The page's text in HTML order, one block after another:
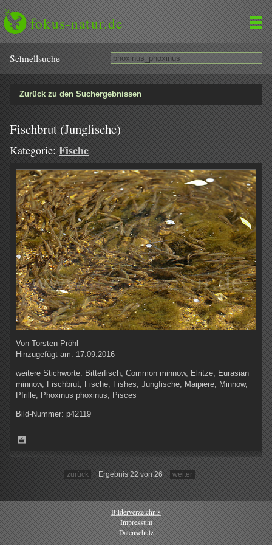
fokus-natur.de
Schnell­suche
Zurück zu den Suchergebnissen
Fischbrut (Jungfische)
Kategorie: Fische
Von Torsten Pröhl
Hinzugefügt am: 17.09.2016
weitere Stichworte: Bitterfisch, Common minnow, Elritze, Eurasian
minnow, Fischbrut, Fische, Fishes, Jungfische, Maipiere, Minnow,
Pfrille, Phoxinus phoxinus, Pisces
Bild-Nummer: p42119
zurück Ergebnis 22 von 26 weiter
Bilderverzeichnis
Impressum
Datenschutz